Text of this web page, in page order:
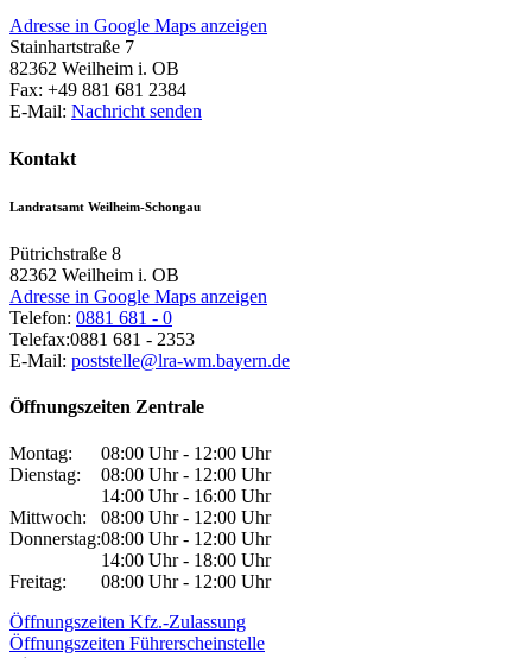
Adresse in Google Maps anzeigen
Stainhartstraße 7
82362 Weilheim i. OB
Fax: +49 881 681 2384
E-Mail: Nachricht senden
Kontakt
Landratsamt Weilheim-Schongau
Pütrichstraße 8
82362 Weilheim i. OB
Adresse in Google Maps anzeigen
Telefon: 0881 681 - 0
Telefax:0881 681 - 2353
E-Mail: poststelle@lra-wm.bayern.de
Öffnungszeiten Zentrale
Montag:
08:00 Uhr - 12:00 Uhr
Dienstag:
08:00 Uhr - 12:00 Uhr
14:00 Uhr - 16:00 Uhr
Mittwoch:
08:00 Uhr - 12:00 Uhr
Donnerstag:08:00 Uhr - 12:00 Uhr
14:00 Uhr - 18:00 Uhr
Freitag:
08:00 Uhr - 12:00 Uhr
Öffnungszeiten Kfz.-Zulassung
Öffnungszeiten Führerscheinstelle